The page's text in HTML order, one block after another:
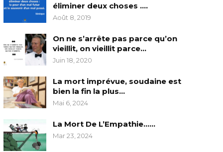
éliminer deux choses ….
Août 8, 2019
On ne s’arrête pas parce qu’on
vieillit, on vieillit parce…
Juin 18, 2020
La mort imprévue, soudaine est
bien la fin la plus…
Mai 6, 2024
La Mort De L’Empathie……
Mar 23, 2024